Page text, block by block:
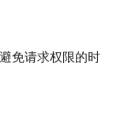
免请求权限的时